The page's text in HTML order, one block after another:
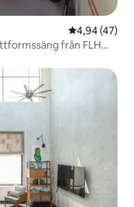
4,94 av 5 i
4,94 (47)
från FLH